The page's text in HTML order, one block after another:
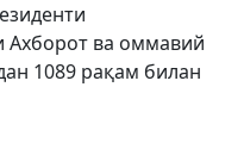
Ахборот ва оммавий
1089 рақам билан